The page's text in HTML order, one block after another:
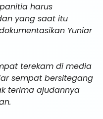
harus
yang saat itu
Yuniar
terekam di media
sempat bersitegang
terima ajudannya